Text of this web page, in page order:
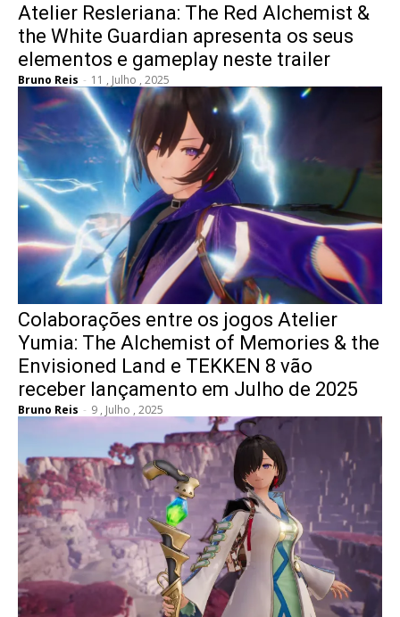
Atelier Resleriana: The Red Alchemist &
the White Guardian apresenta os seus
elementos e gameplay neste trailer
Bruno Reis - 11 , Julho , 2025
Colaborações entre os jogos Atelier
Yumia: The Alchemist of Memories & the
Envisioned Land e TEKKEN 8 vão
receber lançamento em Julho de 2025
Bruno Reis - 9 , Julho , 2025